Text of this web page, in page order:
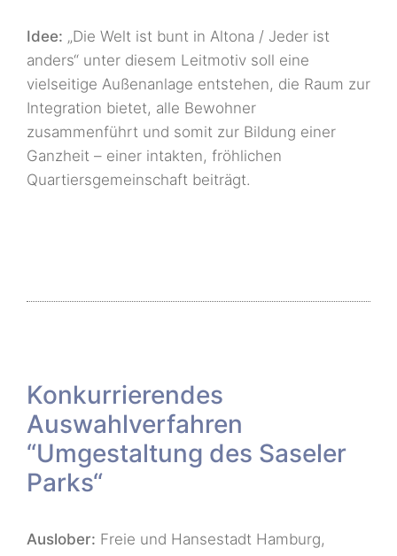
Idee: „Die Welt ist bunt in Altona / Jeder ist
anders“ unter diesem Leitmotiv soll eine
vielseitige Außenanlage entstehen, die Raum zur
Integration bietet, alle Bewohner
zusammenführt und somit zur Bildung einer
Ganzheit – einer intakten, fröhlichen
Quartiersgemeinschaft beiträgt.
Konkurrierendes
Auswahlverfahren
“Umgestaltung des Saseler
Parks“
Auslober: Freie und Hansestadt Hamburg,